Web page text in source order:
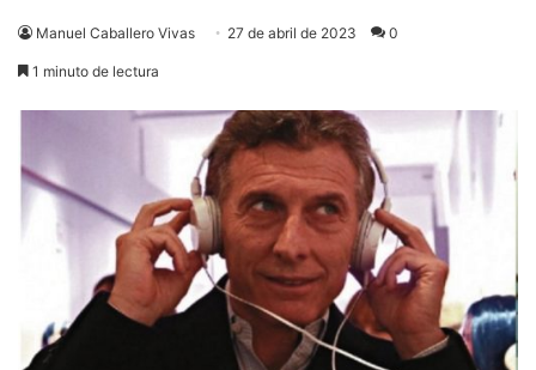
Manuel Caballero Vivas 27 de abril de 2023 0
1 minuto de lectura